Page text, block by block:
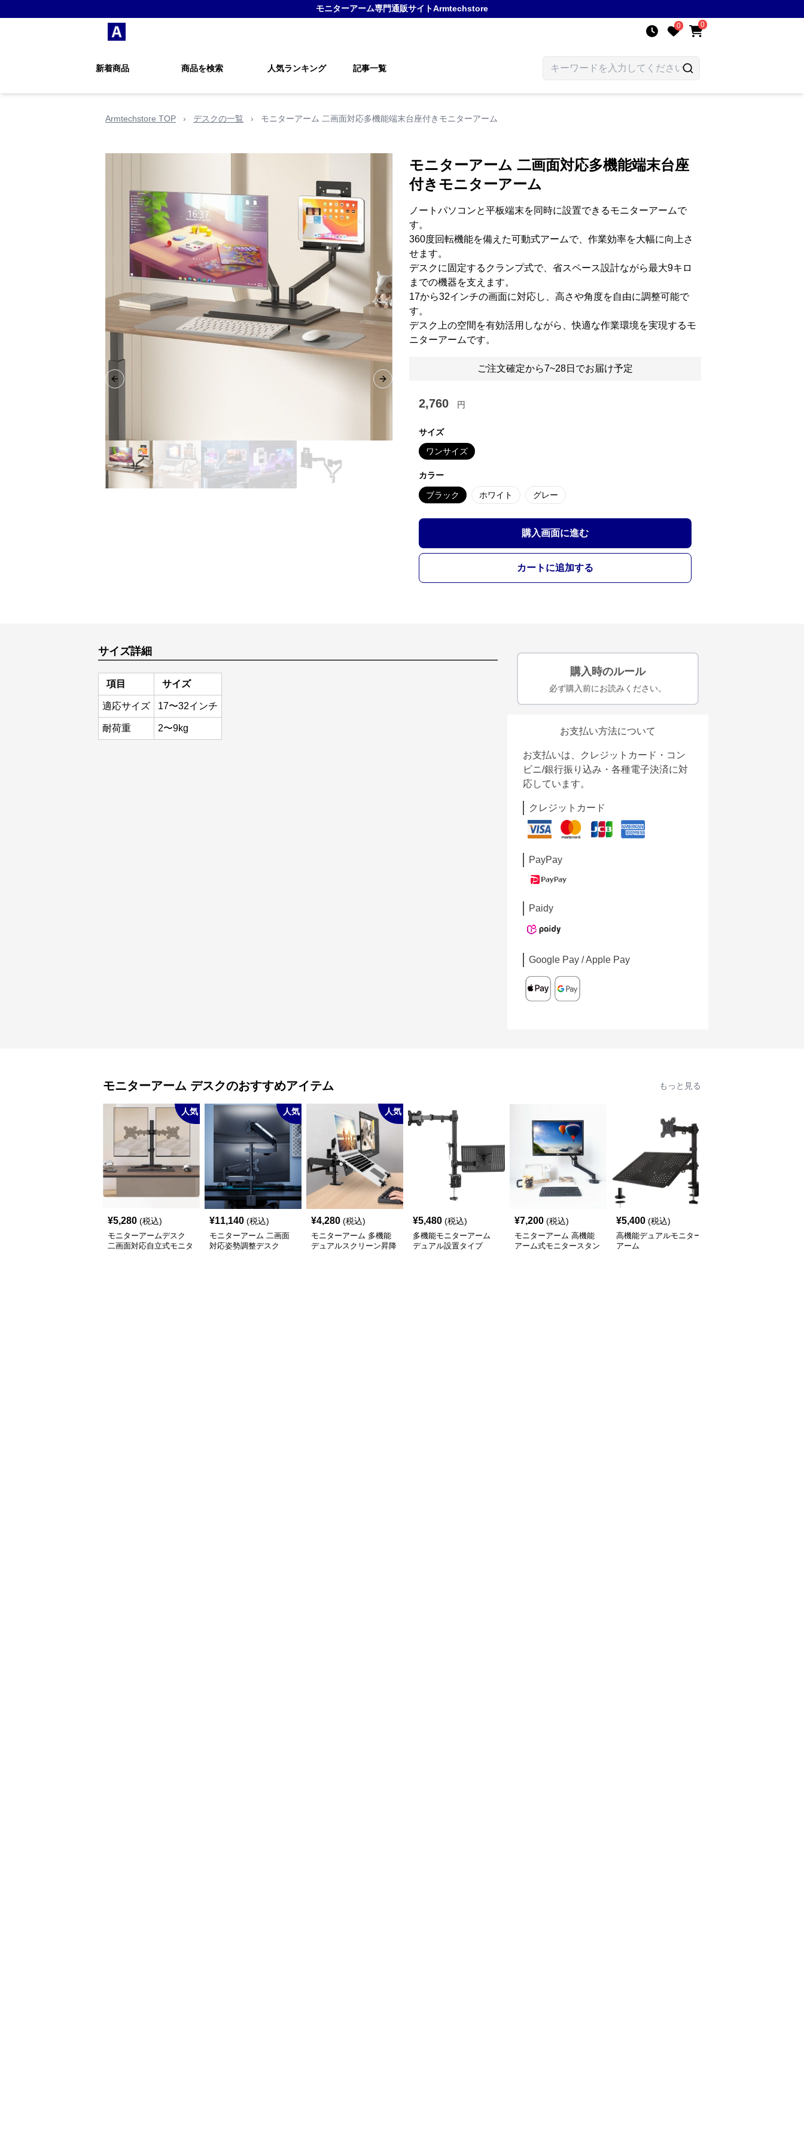
モニターアーム専門通販サイトArmtechstore
0 0
新着商品 商品を検索 人気ランキング 記事一覧
Armtechstore TOP › デスクの一覧 › モニターアーム 二画面対応多機能端末台座付きモニターアーム
Previous slide Next slide
モニターアーム 二画面対応多機能端末台座
付きモニターアーム
ノートパソコンと平板端末を同時に設置できるモニターアームで
す。
360度回転機能を備えた可動式アームで、作業効率を大幅に向上さ
せます。
デスクに固定するクランプ式で、省スペース設計ながら最大9キロ
までの機器を支えます。
17から32インチの画面に対応し、高さや角度を自由に調整可能で
す。
デスク上の空間を有効活用しながら、快適な作業環境を実現するモ
ニターアームです。
ご注文確定から7~28日でお届け予定
2,760 円
サイズ
ワンサイズ
カラー
ブラック ホワイト グレー
購入画面に進む
カートに追加する
サイズ詳細
項目 サイズ
適応サイズ 17〜32インチ
耐荷重 2〜9kg
購入時のルール
必ず購入前にお読みください。
お支払い方法について
お支払いは、クレジットカード・コン
ビニ/銀行振り込み・各種電子決済に対
応しています。
クレジットカード
PayPay
Paidy
Google Pay / Apple Pay
モニターアーム デスクのおすすめアイテム もっと見る
人気
¥5,280 (税込)
モニターアームデスク
二画面対応自立式モニタ
人気
¥11,140 (税込)
モニターアーム 二画面
対応姿勢調整デスク
人気
¥4,280 (税込)
モニターアーム 多機能
デュアルスクリーン昇降
¥5,480 (税込)
多機能モニターアーム
デュアル設置タイプ
¥7,200 (税込)
モニターアーム 高機能
アーム式モニタースタン
¥5,400 (税込)
高機能デュアルモニター
アーム